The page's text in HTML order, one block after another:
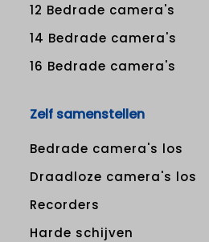
12 Bedrade camera's
14 Bedrade camera's
16 Bedrade camera's
Zelf samenstellen
Bedrade camera's los
Draadloze camera's los
Recorders
Harde schijven